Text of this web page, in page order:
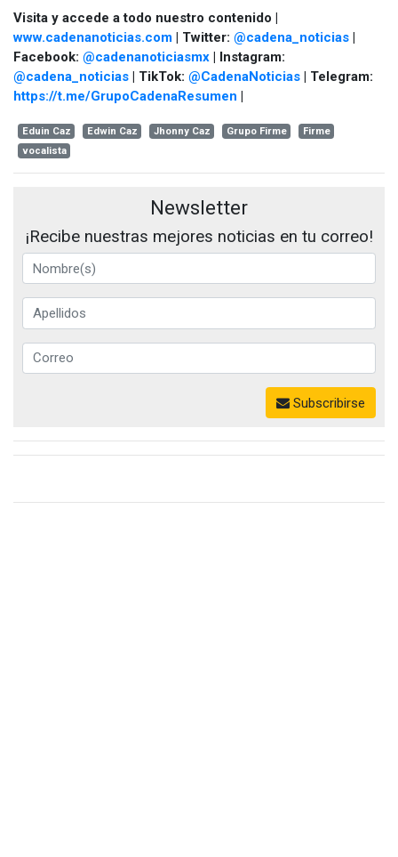
Visita y accede a todo nuestro contenido |
www.cadenanoticias.com | Twitter: @cadena_noticias |
Facebook: @cadenanoticiasmx | Instagram:
@cadena_noticias | TikTok: @CadenaNoticias | Telegram:
https://t.me/GrupoCadenaResumen |
Eduin Caz Edwin Caz Jhonny Caz Grupo Firme
Firme
vocalista
Newsletter
¡Recibe nuestras mejores noticias en tu correo!
Subscribirse